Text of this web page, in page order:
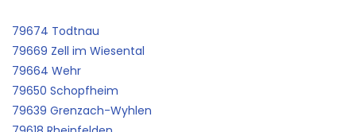
79674 Todtnau
79669 Zell im Wiesental
79664 Wehr
79650 Schopfheim
79639 Grenzach-Wyhlen